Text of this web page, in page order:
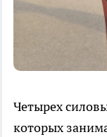
Четырех
которых